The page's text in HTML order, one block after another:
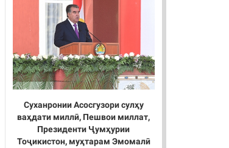
Суханронии Асосгузори сулҳу
ваҳдати миллӣ, Пешвои миллат,
Президенти Ҷумҳурии
Тоҷикистон, муҳтарам Эмомалӣ